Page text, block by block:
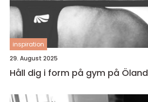
inspiration
29. August 2025
Håll dig i form på gym på Öland